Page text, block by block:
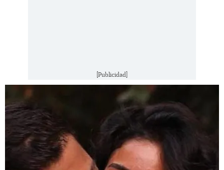
[Publicidad]